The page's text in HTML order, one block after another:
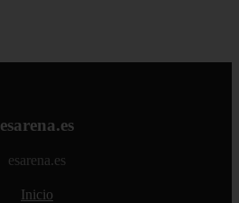
esarena.es
esarena.es
Inicio